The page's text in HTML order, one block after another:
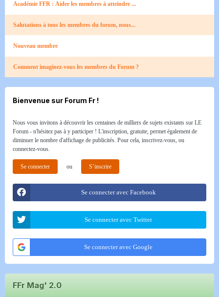
Académie FFR : Aider les membres à atteindre ...
Salutations à tous les membres du forum, nous...
Nouveau membre
Comment imaginez-vous les membres du Forum ?
Bienvenue sur Forum Fr !
Nous vous invitons à découvrir les centaines de milliers de sujets existants sur LE
Forum - n'hésitez pas à y participer ! L'inscription, gratuite, permet également de
diminuer le nombre d'affichage de publicités. Pour cela, inscrivez-vous, ou
connectez-vous.
Se connecter ou S’inscrire
Se connecter avec Facebook
Se connecter avec Twitter
Se connecter avec Google
FFr Mag' 2.0